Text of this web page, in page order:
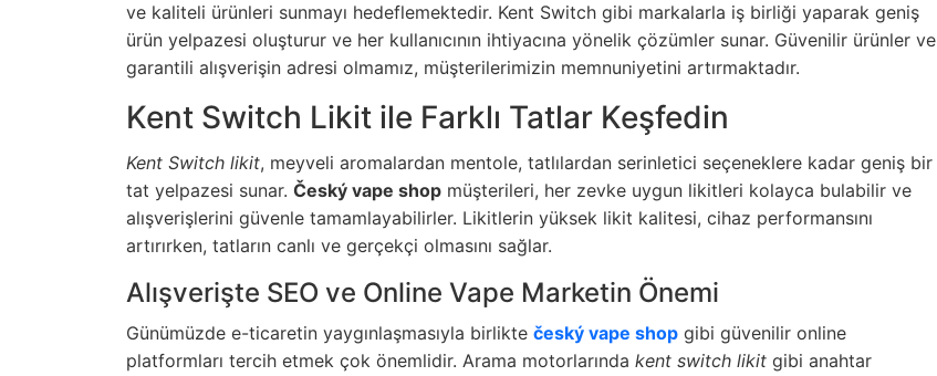
ve kaliteli ürünleri sunmayı hedeflemektedir. Kent Switch gibi markalarla iş birliği yaparak geniş
ürün yelpazesi oluşturur ve her kullanıcının ihtiyacına yönelik çözümler sunar. Güvenilir ürünler ve
garantili alışverişin adresi olmamız, müşterilerimizin memnuniyetini artırmaktadır.
Kent Switch Likit ile Farklı Tatlar Keşfedin
Kent Switch likit, meyveli aromalardan mentole, tatlılardan serinletici seçeneklere kadar geniş bir
tat yelpazesi sunar. Český vape shop müşterileri, her zevke uygun likitleri kolayca bulabilir ve
alışverişlerini güvenle tamamlayabilirler. Likitlerin yüksek likit kalitesi, cihaz performansını
artırırken, tatların canlı ve gerçekçi olmasını sağlar.
Alışverişte SEO ve Online Vape Marketin Önemi
Günümüzde e-ticaretin yaygınlaşmasıyla birlikte český vape shop gibi güvenilir online
platformları tercih etmek çok önemlidir. Arama motorlarında kent switch likit gibi anahtar